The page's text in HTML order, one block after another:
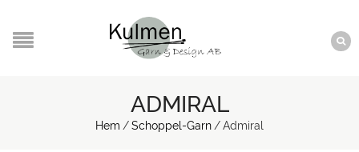
ADMIRAL
Hem /Schoppel-Garn /Admiral